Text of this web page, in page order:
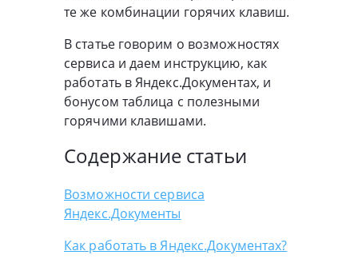
те же комбинации горячих клавиш.
В статье говорим о возможностях
сервиса и даем инструкцию, как
работать в Яндекс.Документах, и
бонусом таблица с полезными
горячими клавишами.
Содержание статьи
Возможности сервиса
Яндекс.Документы
Как работать в Яндекс.Документах?